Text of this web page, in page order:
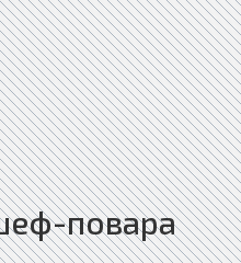
повара